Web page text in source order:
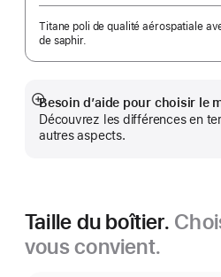
Titane poli de qualité aérospatiale
de saphir.
Besoin d’aide pour choisir le
Découvrez les différences en
autres aspects.
Afficher
plus
Taille du boîtier.
vous convient.